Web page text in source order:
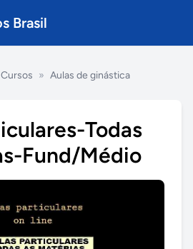
Brasil
Cursos » Aulas de ginástica
Todas
Fund/Médio